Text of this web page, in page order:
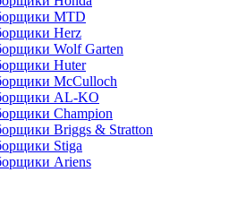
MTD
Herz
Wolf Garten
Huter
McCulloch
AL-KO
Champion
Briggs & Stratton
Stiga
Ariens